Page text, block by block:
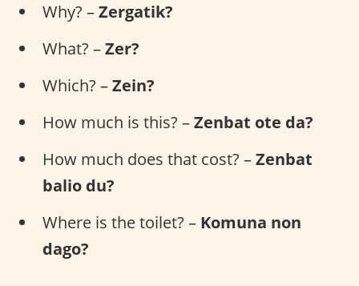
Why? –Zergatik?
What? –Zer?
Which? –Zein?
How much is this? –Zenbat ote da?
How much does that cost? –Zenbat
balio du?
Where is the toilet? – Komuna non
dago?